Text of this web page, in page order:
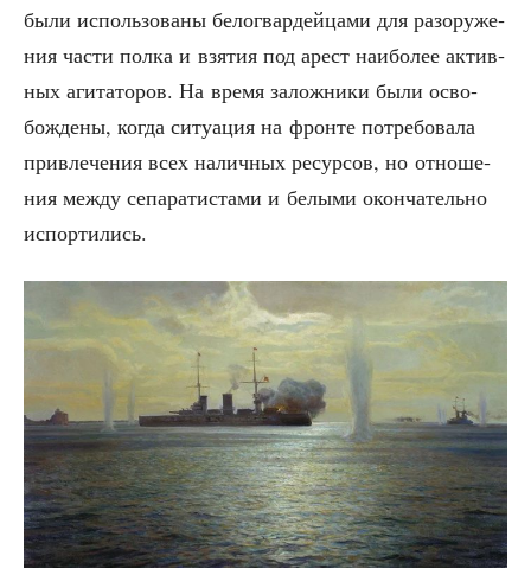
были исполь­зо­ва­ны бело­гвар­дей­ца­ми для разору­же­
ния части пол­ка и взя­тия под арест наи­бо­лее актив­
ных аги­та­то­ров. На вре­мя залож­ни­ки были осво­
бож­де­ны, когда ситу­а­ция на фрон­те потре­бо­ва­ла
при­вле­че­ния всех налич­ных ресур­сов, но отно­ше­
ния меж­ду сепа­ра­ти­ста­ми и белы­ми окон­ча­тель­но
испортились.